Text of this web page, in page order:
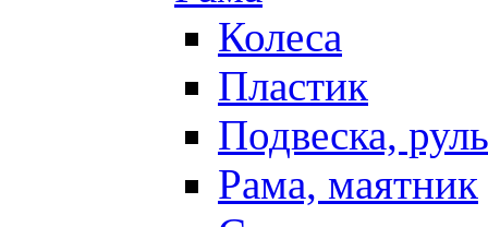
Колеса
Пластик
Подвеска, руль
Рама, маятник